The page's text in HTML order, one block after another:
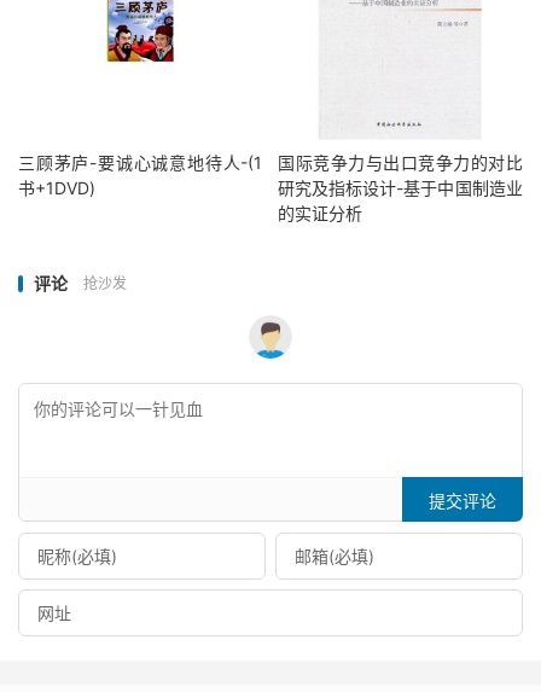
三顾茅庐-要诚心诚意地待人-(1
书+1DVD)
国际竞争力与出口竞争力的对比
研究及指标设计-基于中国制造业
的实证分析
评论 抢沙发
提交评论